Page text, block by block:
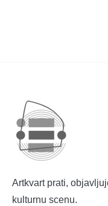
Artkvart prati,
kulturnu scenu.